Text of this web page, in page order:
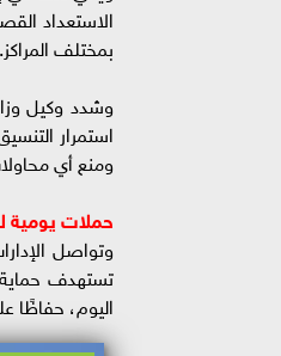
الاستعداد
بمختلف المراكز.
وشدد وكيل
استمرار
ومنع أي
حملات يومية
وتواصل
تستهدف حماية
اليوم، حفاظًا